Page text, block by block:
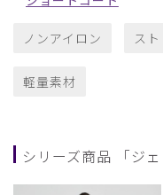
ノンアイロン ス
軽量素材
シリーズ商品 「ジ